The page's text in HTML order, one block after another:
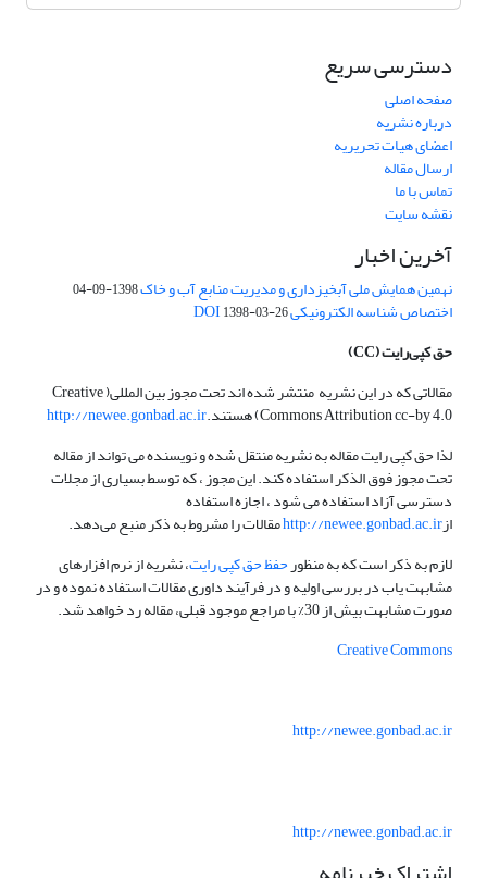
دسترسی سریع
صفحه اصلی
درباره نشریه
اعضای هیات تحریریه
ارسال مقاله
تماس با ما
نقشه سایت
آخرین اخبار
نهمین همایش ملی آبخیزداری و مدیریت منابع آب و خاک1398-09-04
اختصاص شناسه الکترونیکی DOI1398-03-26
حق کپی‌رایت(CC)
مقالاتی که در این نشریه منتشر شده اند تحت مجوز بین المللی( Creative
Commons Attribution cc-by 4.0) هستند.
http://newee.gonbad.ac.ir
لذا حق کپی رایت مقاله به نشریه منتقل شده و نویسنده می تواند از مقاله
تحت مجوز فوق الذکر استفاده کند. این مجوز ، که توسط بسیاری از مجلات
دسترسی آزاد استفاده می شود ، اجازه استفاده
ازhttp://newee.gonbad.ac.irمقالات را مشروط به ذکر منبع می‌دهد.
لازم به ذکر است که به منظورحفظ حق کپی رایت، نشریه از نرم افزارهای
مشابهت یاب در بررسی اولیه و در فرآیند داوری مقالات استفاده نموده و در
صورت مشابهت بیش از 30% با مراجع موجود قبلی، مقاله رد خواهد شد.
Creative Commons
http://newee.gonbad.ac.ir
http://newee.gonbad.ac.ir